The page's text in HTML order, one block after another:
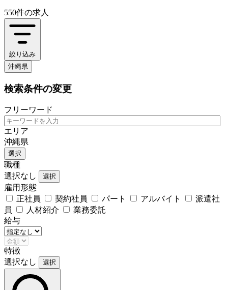
550件の求人
絞り込み
沖縄県
検索条件の変更
フリーワード
エリア
沖縄県
選択
職種
選択なし
選択
雇用形態
正社員
契約社員 パート アルバイト
派遣社
員
人材紹介
業務委託
給与
特徴
選択なし
選択